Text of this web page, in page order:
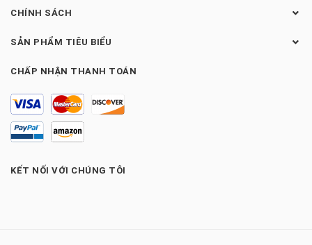
CHÍNH SÁCH
SẢN PHẨM TIÊU BIỂU
CHẤP NHẬN THANH TOÁN
KẾT NỐI VỚI CHÚNG TÔI